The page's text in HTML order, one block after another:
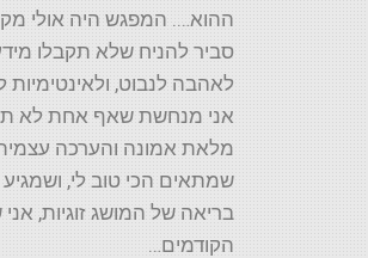
ההוא…. המפגש היה אולי
סביר להניח שלא תקבלו
לאהבה לנבוט, ולאינטימיות
אני מנחשת שאף אחת לא
מלאת אמונה והערכה עצ
שמתאים הכי טוב לי,
בריאה של המושג זוגיות,
הקודמים…